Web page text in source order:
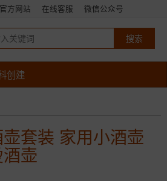
方网站 在线客服 微信公众号
创建
套装 家用小酒壶
壶